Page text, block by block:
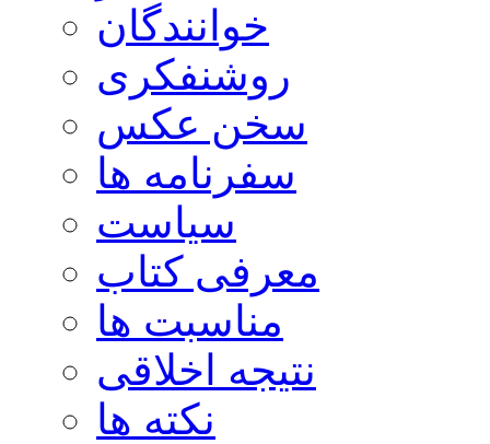
خوانندگان
روشنفکری
سخن عکس
سفرنامه ها
سیاست
معرفی کتاب
مناسبت ها
نتیجه اخلاقی
نکته ها